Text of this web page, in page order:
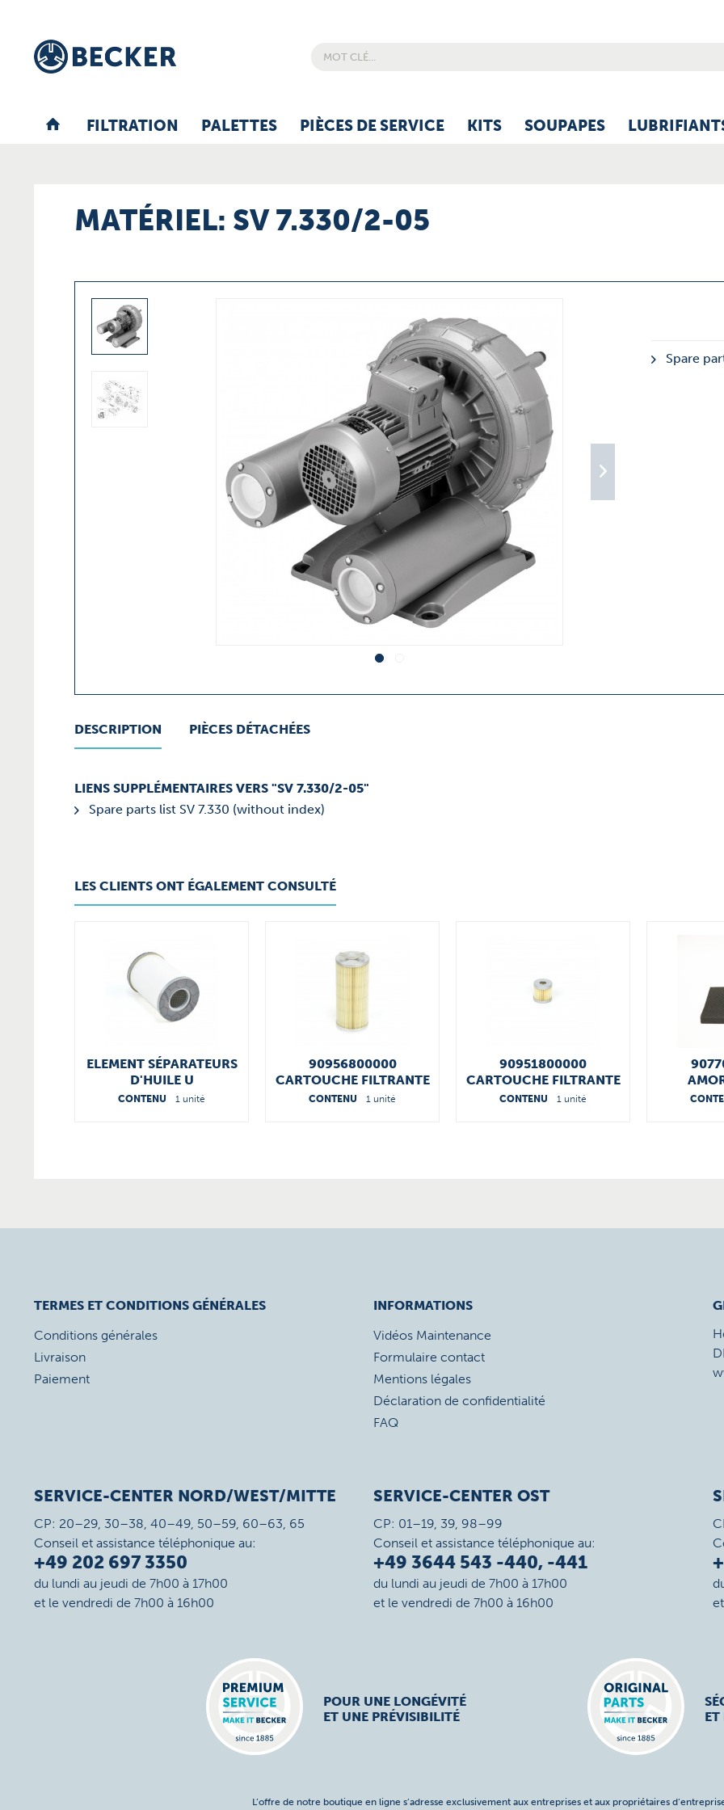
FILTRATION PALETTES PIÈCES DE SERVICE KITS SOUPAPES
MATÉRIEL: SV 7.330/2-05
Spare
DESCRIPTION PIÈCES DÉTACHÉES
LIENS SUPPLÉMENTAIRES VERS "SV 7.330/2-05"
Spare parts list SV 7.330 (without index)
LES CLIENTS ONT ÉGALEMENT CONSULTÉ
ELEMENT SÉPARATEURS
D'HUILE U
3.10/16/25/40...
CONTENU 1 unité
90956800000
CARTOUCHE FILTRANTE
CONTENU 1 unité
90951800000
CARTOUCHE FILTRANTE
CONTENU 1 unité
TERMES ET CONDITIONS GÉNÉRALES
Conditions générales
Livraison
Paiement
INFORMATIONS
Vidéos Maintenance
Formulaire contact
Mentions légales
Déclaration de confidentialité
FAQ
SERVICE-CENTER NORD/WEST/MITTE
CP: 20–29, 30–38, 40–49, 50–59, 60–63, 65
Conseil et assistance téléphonique au:
+49 202 697 3350
du lundi au jeudi de 7h00 à 17h00
et le vendredi de 7h00 à 16h00
SERVICE-CENTER OST
CP: 01–19, 39, 98–99
Conseil et assistance téléphonique au:
+49 3644 543 -440, -441
du lundi au jeudi de 7h00 à 17h00
et le vendredi de 7h00 à 16h00
POUR UNE LONGÉVITÉ
ET UNE PRÉVISIBILITÉ
ET
L’offre de notre boutique en ligne s’adresse exclusivement aux entreprises et aux propriétaires